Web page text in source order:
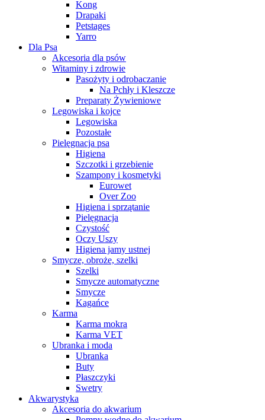
Kong
Drapaki
Petstages
Yarro
Dla Psa
Akcesoria dla psów
Witaminy i zdrowie
Pasożyty i odrobaczanie
Na Pchły i Kleszcze
Preparaty Żywieniowe
Legowiska i kojce
Legowiska
Pozostałe
Pielęgnacja psa
Higiena
Szczotki i grzebienie
Szampony i kosmetyki
Eurowet
Over Zoo
Higiena i sprzątanie
Pielęgnacja
Czystość
Oczy Uszy
Higiena jamy ustnej
Smycze, obroże, szelki
Szelki
Smycze automatyczne
Smycze
Kagańce
Karma
Karma mokra
Karma VET
Ubranka i moda
Ubranka
Buty
Płaszczyki
Swetry
Akwarystyka
Akcesoria do akwarium